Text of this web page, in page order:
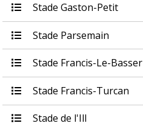
Stade Gaston-Petit
Stade Parsemain
Stade Francis-Le-Basser
Stade Francis-Turcan
Stade de l'Ill